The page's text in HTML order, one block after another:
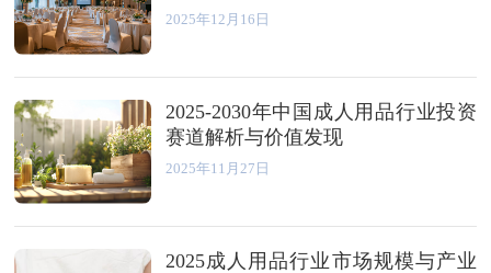
2025年12月16日
2025-2030年中国成人用品行业投资
赛道解析与价值发现
2025年11月27日
2025成人用品行业市场规模与产业